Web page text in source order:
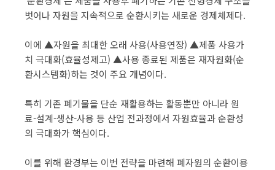
벗어나 자원을 지속적으로 순환시키는 새로운 경제체제다.
이에 ▲자원을 최대한 오래 사용(사용연장) ▲제품 사용가
치 극대화(효율성제고) ▲사용 종료된 제품은 재자원화(순
환시스템화)하는 것이 주요 개념이다.
특히 기존 폐기물을 단순 재활용하는 활동뿐만 아니라 원
료-설계-생산-사용 등 산업 전과정에서 자원효율과 순환성
의 극대화가 핵심이다.
이를 위해 환경부는 이번 전략을 마련해 폐자원의 순환이용